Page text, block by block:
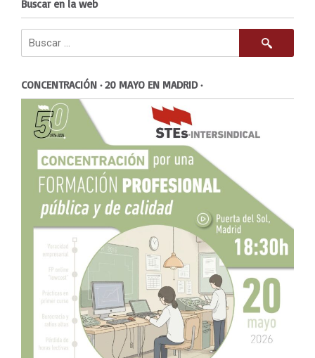
Buscar en la web
CONCENTRACIÓN · 20 MAYO EN MADRID ·